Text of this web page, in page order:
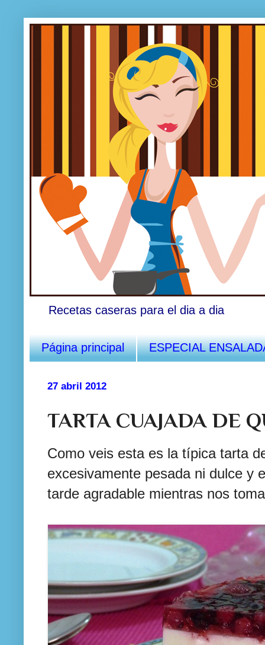
Recetas caseras para el dia a dia
Página principal ESPECIAL
27 abril 2012
TARTA CUAJADA DE
Como veis esta es la típica tarta
excesivamente pesada ni dulce y
tarde agradable mientras nos